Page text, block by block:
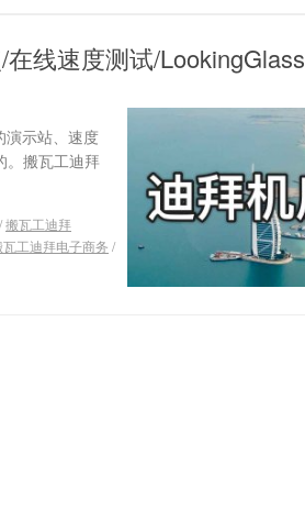
线速度测试/LookingGlass
演示站、速度
。搬瓦工迪拜
/搬瓦工迪拜
瓦工迪拜电子商务 /